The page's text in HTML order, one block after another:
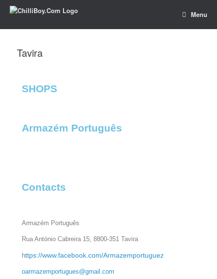
Menu
Tavira
SHOPS
Armazém Português​
Contacts
Armazém Português
Rua António Cabreira 15, 8800-351 Tavira
https://www.facebook.com/Armazemportuguez
oarmazemportugues@gmail.com